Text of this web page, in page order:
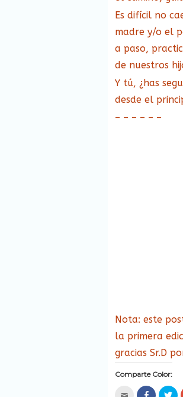
Es difícil no
madre y/o el
a paso,
de nuestros
Y tú, ¿has
desde el
– – – – – –
Nota: este
la primera
gracias Sr.D
Comparte Color:
Hac Haz Haz